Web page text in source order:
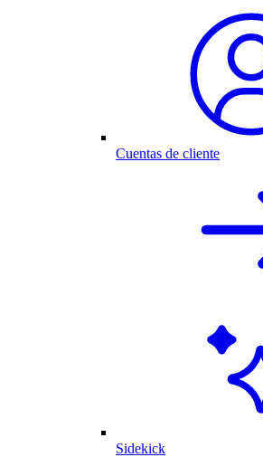
Cuentas de cliente
Sidekick